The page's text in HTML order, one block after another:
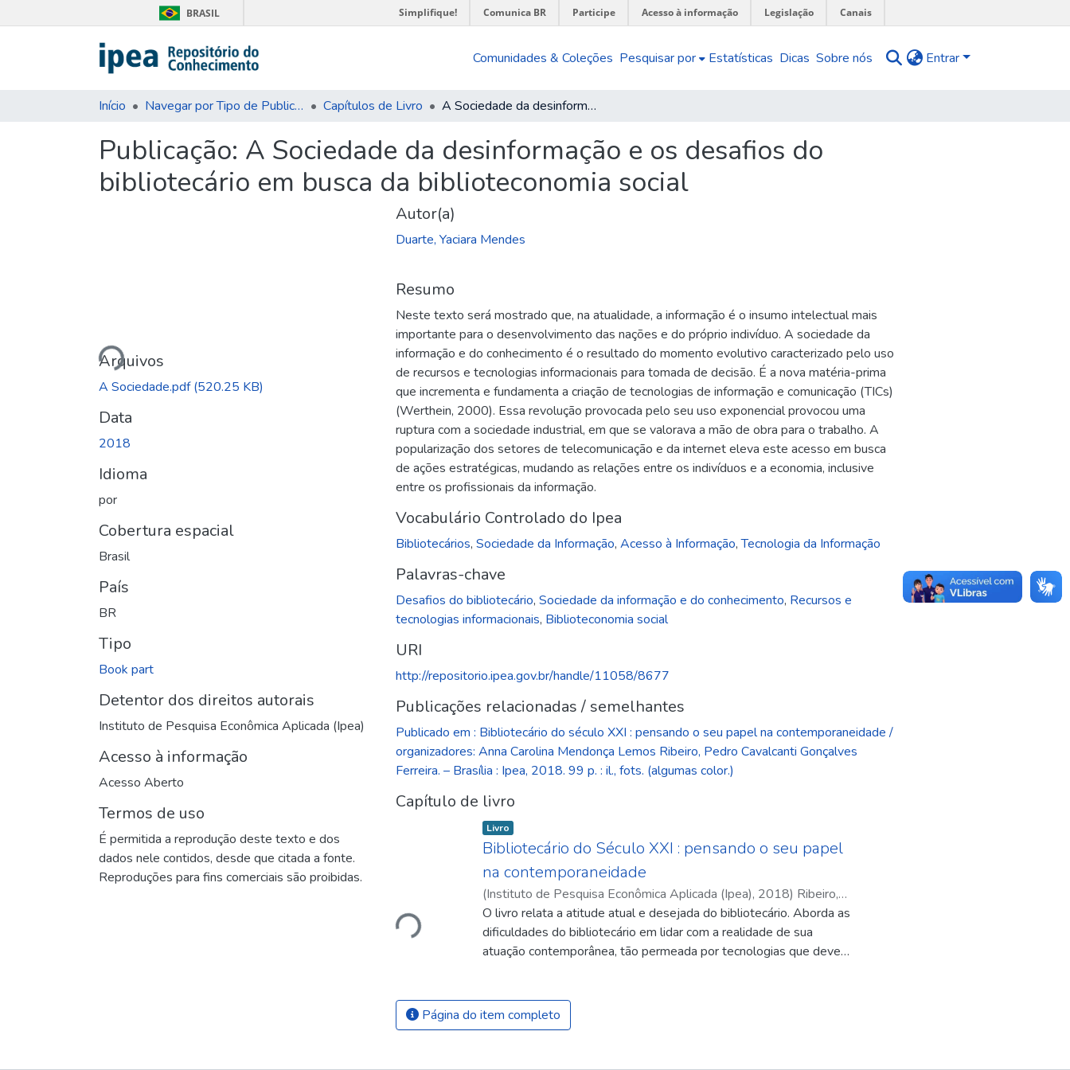
BRASIL Simplifique! Comunica BR Participe Acesso à informação Legislação Canais
Comunidades & Coleções Pesquisar por Estatísticas Dicas Sobre nós Entrar
Início Navegar por Tipo de Publicação Capítulos de Livro A Sociedade da desinformação e os desafios do bibliotecário em busca da biblioteconomia social
Publicação: A Sociedade da desinformação e os desafios do
bibliotecário em busca da biblioteconomia social
Carregando...
Arquivos
A Sociedade.pdf(520.25 KB)
Data
2018
Idioma
por
Cobertura espacial
Brasil
País
BR
Tipo
Book part
Detentor dos direitos autorais
Instituto de Pesquisa Econômica Aplicada (Ipea)
Acesso à informação
Acesso Aberto
Termos de uso
É permitida a reprodução deste texto e dos
dados nele contidos, desde que citada a fonte.
Reproduções para fins comerciais são proibidas.
Autor(a)
Duarte, Yaciara Mendes
Resumo
Neste texto será mostrado que, na atualidade, a informação é o insumo intelectual mais
importante para o desenvolvimento das nações e do próprio indivíduo. A sociedade da
informação e do conhecimento é o resultado do momento evolutivo caracterizado pelo uso
de recursos e tecnologias informacionais para tomada de decisão. É a nova matéria-prima
que incrementa e fundamenta a criação de tecnologias de informação e comunicação (TICs)
(Werthein, 2000). Essa revolução provocada pelo seu uso exponencial provocou uma
ruptura com a sociedade industrial, em que se valorava a mão de obra para o trabalho. A
popularização dos setores de telecomunicação e da internet eleva este acesso em busca
de ações estratégicas, mudando as relações entre os indivíduos e a economia, inclusive
entre os profissionais da informação.
Vocabulário Controlado do Ipea
Bibliotecários,Sociedade da Informação,Acesso à Informação,Tecnologia da Informação
Palavras-chave
Desafios do bibliotecário,Sociedade da informação e do conhecimento, Recursos e
tecnologias informacionais, Biblioteconomia social
URI
http://repositorio.ipea.gov.br/handle/11058/8677
Publicações relacionadas / semelhantes
Publicado em : Bibliotecário do século XXI : pensando o seu papel na contemporaneidade /
organizadores: Anna Carolina Mendonça Lemos Ribeiro, Pedro Cavalcanti Gonçalves
Ferreira. – Brasília : Ipea, 2018. 99 p. : il., fots. (algumas color.)
Capítulo de livro
Carregando...
Item type:
Livro ,
Bibliotecário do Século XXI : pensando o seu papel
na contemporaneidade
(Instituto de Pesquisa Econômica Aplicada (Ipea), 2018) Ribeiro,
Anna Carolina Mendonça Lemos;Ferreira, Pedro Cavalcanti
Gonçalves
O livro relata a atitude atual e desejada do bibliotecário. Aborda as
dificuldades do bibliotecário em lidar com a realidade de sua
atuação contemporânea, tão permeada por tecnologias que devem
contínua com as tecnologias de informação e comunicação. Analisa
as mudanças no trabalho do bibliotecário e a perda de espaço para
bibliotecário e discute a importância da informação para a cidadania,
Página do item completo